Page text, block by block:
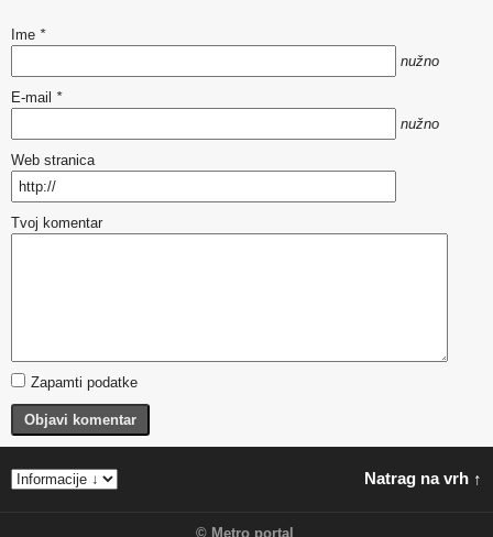
Ime *
nužno
E-mail *
nužno
Web stranica
Tvoj komentar
Zapamti podatke
Objavi komentar
Natrag na vrh ↑
© Metro portal